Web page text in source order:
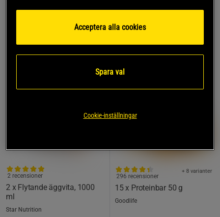
2 x Flytande äggvita, 1000
ml
2 recensioner
Star Nutrition
15 x Proteinbar 50 g
+ 8 varianter
296 recensioner
Goodlife
Acceptera alla cookies
Spara val
Cookie-inställningar